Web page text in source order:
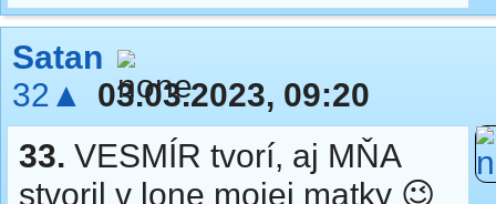
Satan
32▲
03.03.2023, 09:20
33. VESMÍR tvorí, aj MŇA
stvoril v lone mojej matky 😉